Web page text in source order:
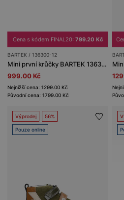
Cena s kódem FINAL20: 799.20 Kč
BARTEK / 136300-12
Mini první krůčky BARTEK 136300-12, pro holčičky, fialovo-stříbrné
999.00 Kč
Nejnižší cena: 1299.00 Kč
Původní cena: 1799.00 Kč
Výprodej 56%
Pouze online